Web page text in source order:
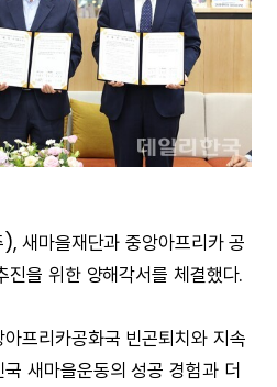
새마을재단과 중앙아프리카 공
을 위한 양해각서를 체결했다.
프리카공화국 빈곤퇴치와 지속
새마을운동의 성공 경험과 더